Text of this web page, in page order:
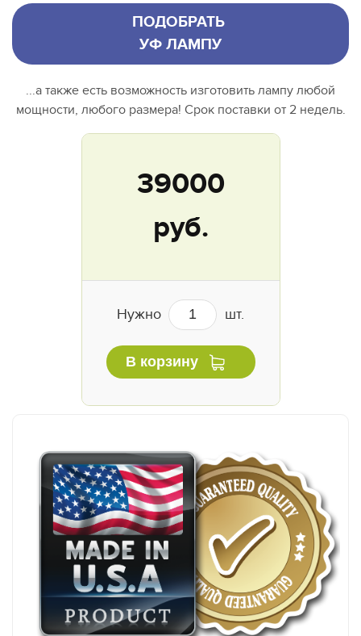
ПОДОБРАТЬ
УФ ЛАМПУ
...а также есть возможность изготовить лампу любой
мощности, любого размера! Срок поставки от 2 недель.
39000
руб.
Нужно шт.
В корзину